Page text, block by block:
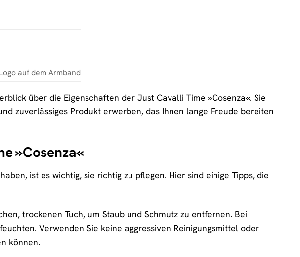
auf dem Armband
über die Eigenschaften der Just Cavalli Time »Cosenza«. Sie
zuverlässiges Produkt erwerben, das Ihnen lange Freude bereiten
»Cosenza«
ist es wichtig, sie richtig zu pflegen. Hier sind einige Tipps, die
trockenen Tuch, um Staub und Schmutz zu entfernen. Bei
Verwenden Sie keine aggressiven Reinigungsmittel oder
können.